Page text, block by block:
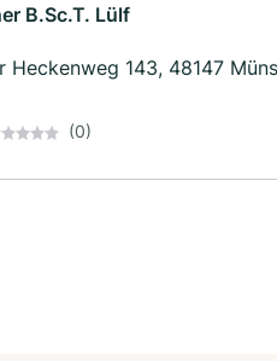
B.Sc.T. Lülf
Heckenweg 143, 48147
(0)